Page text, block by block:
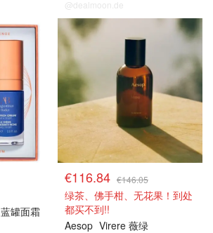
@dealmoon.de
蓝罐面霜
€116.84 €146.05
绿茶、佛手柑、无花果！到处
都买不到!!
Aesop Virere 薇绿